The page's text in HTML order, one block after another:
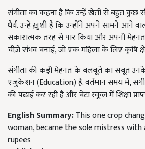
संगीता का कहना है कि उन्हें खेती से बहुत
धैर्य. उन्हें ख़ुशी है कि उन्होंने अपने सामने आने
सकारात्मक तरह से पार किया और अपनी
चीज़ें संभव बनाई, जो एक महिला के लिए कृषि
संगीता की कड़ी मेहनत के बलबूते का सबूत
एजुकेशन (Education) है. वर्तमान समय में,
की पढ़ाई कर रही है और बेटा स्कूल में शिक्षा
English Summary:This one crop
woman, became the sole mistress
rupees